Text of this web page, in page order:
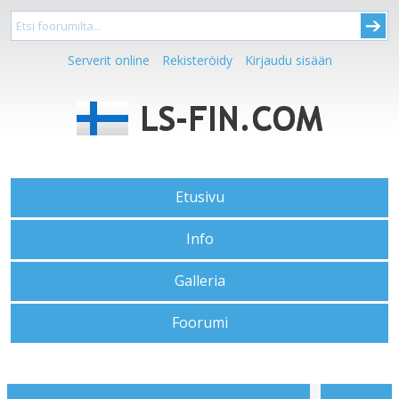
Serverit online Rekisteröidy Kirjaudu sisään
Etusivu
Info
Galleria
Foorumi